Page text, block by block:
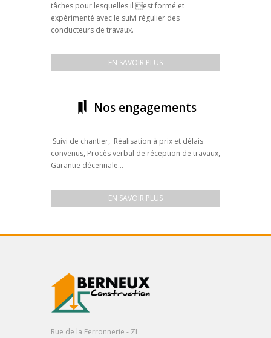
tâches pour lesquelles il est formé et
expérimenté avec le suivi régulier des
conducteurs de travaux.
EN SAVOIR PLUS
Nos engagements
Suivi de chantier, Réalisation à prix et délais
convenus, Procès verbal de réception de travaux,
Garantie décennale...
EN SAVOIR PLUS
Rue de la Ferronnerie - ZI